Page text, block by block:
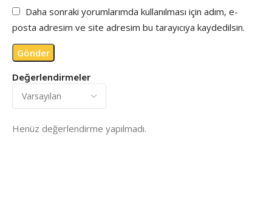
Değerlendirmeler
Henüz değerlendirme yapılmadı.
Daha sonraki yorumlarımda kullanılması için adım, e-
posta adresim ve site adresim bu tarayıcıya kaydedilsin.